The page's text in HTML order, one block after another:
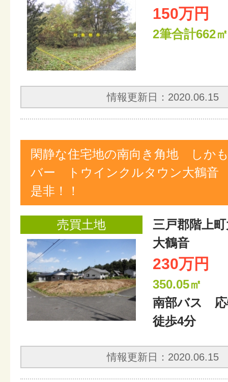
150万円
2筆合計662
情報更新日：2020.06.15
閑静な住宅地の南向き角地 しか
バー トウインクルタウン大鶴音
是非！！
売買土地
三戸郡階上
大鶴音
230万円
350.05㎡
南部バス
徒歩4分
情報更新日：2020.06.15